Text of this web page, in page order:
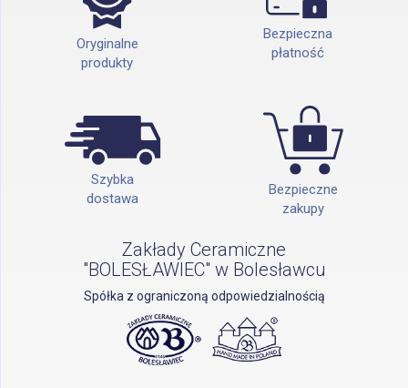
Oryginalne
produkty
Bezpieczna
płatność
Szybka
dostawa
Bezpieczne
zakupy
Zakłady Ceramiczne
"BOLESŁAWIEC" w Bolesławcu
Spółka z ograniczoną odpowiedzialnością